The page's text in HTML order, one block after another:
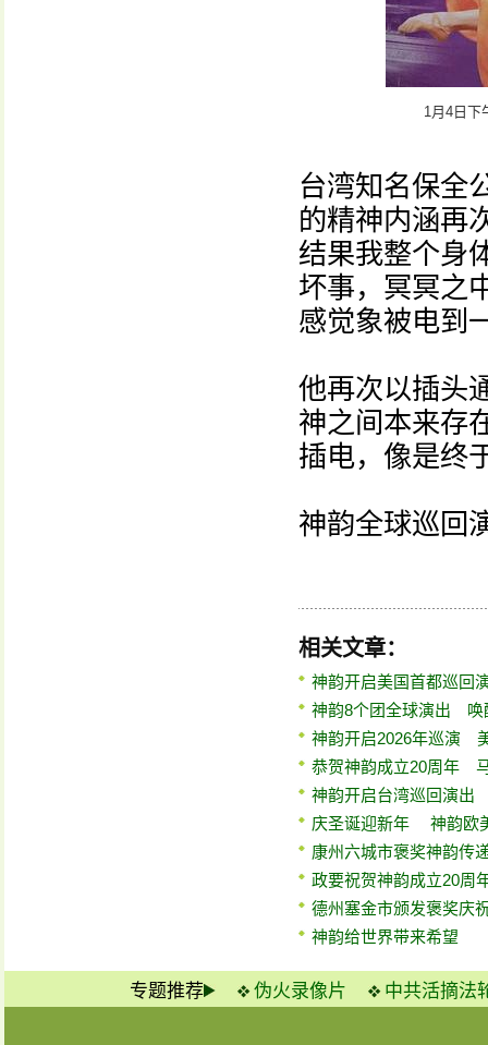
1月4日下
台湾知名保全
的精神内涵再
结果我整个身
坏事，冥冥之
感觉象被电到
他再次以插头
神之间本来存
插电，像是终
神韵全球巡回
相关文章：
神韵开启美国首都巡回
神韵8个团全球演出 唤
神韵开启2026年巡演
恭贺神韵成立20周年
神韵开启台湾巡回演出
庆圣诞迎新年 神韵欧
康州六城市褒奖神韵传
政要祝贺神韵成立20周
德州塞金市颁发褒奖庆
神韵给世界带来希望
专题推荐 伪火录像片 中共活摘法